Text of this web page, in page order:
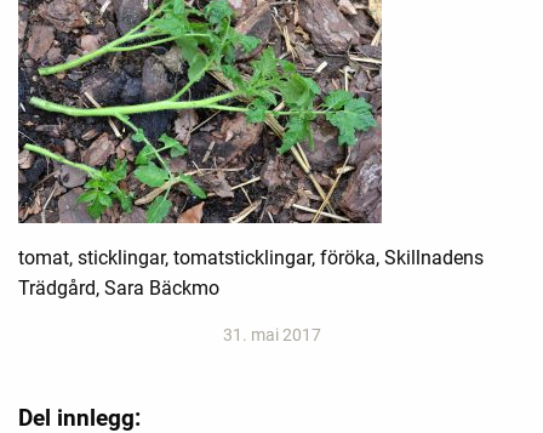
tomat, sticklingar, tomatsticklingar, föröka, Skillnadens
Trädgård, Sara Bäckmo
31. mai 2017
Del innlegg: